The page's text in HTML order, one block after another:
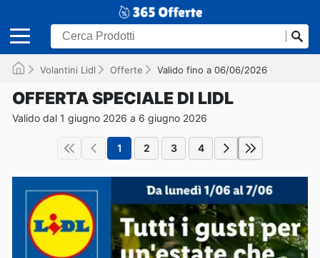
Volantini Lidl Offerte Valido fino a 06/06/2026
OFFERTA SPECIALE DI LIDL
Valido dal 1 giugno 2026 a 6 giugno 2026
1 2 3 4